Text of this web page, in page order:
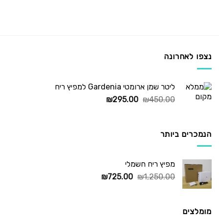
נצפו לאחרונה
ליטר שמן ארומטי Gardenia למפיץ ריח
₪450.00
המחיר
₪295.00
המחיר
הנמכרים ביותר
מפיץ ריח חשמלי
₪1,250.00
המחיר
₪725.00
המחיר
מומלצים